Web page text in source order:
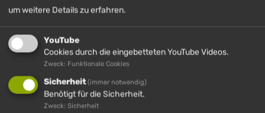
OBERE HÜNDLE ALPE
Die Sennalpe liegt in etwa auf 1.100m Seehöhe im
um weitere Details zu erfahren.
YouTube
Cookies durch die eingebetteten YouTube Videos.
Zweck: Funktionale Cookies
Sicherheit(immer notwendig)
Benötigt für die Sicherheit.
Zweck: Sicherheit